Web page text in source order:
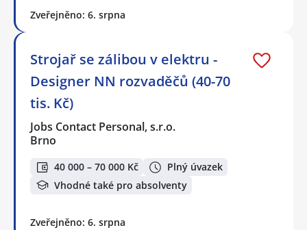
Zveřejněno: 6. srpna
Strojař se zálibou v elektru -
Designer NN rozvaděčů (40-70
tis. Kč)
Jobs Contact Personal, s.r.o.
Brno
40 000 – 70 000 Kč
Plný úvazek
Vhodné také pro absolventy
Zveřejněno: 6. srpna